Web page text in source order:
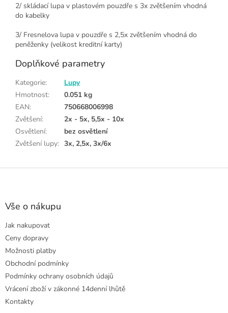
2/ skládací lupa v plastovém pouzdře s 3x zvětšením vhodná
do kabelky
3/ Fresnelova lupa v pouzdře s 2,5x zvětšením vhodná do
peněženky (velikost kreditní karty)
Doplňkové parametry
Kategorie:
Lupy
Hmotnost:
0.051 kg
EAN:
750668006998
Zvětšení:
2x - 5x, 5,5x - 10x
Osvětlení:
bez osvětlení
Zvětšení lupy: 3x, 2,5x, 3x/6x
Z
Vše o nákupu
Jak nakupovat
Ceny dopravy
Možnosti platby
Obchodní podmínky
Podmínky ochrany osobních údajů
Vrácení zboží v zákonné 14denní lhůtě
Kontakty